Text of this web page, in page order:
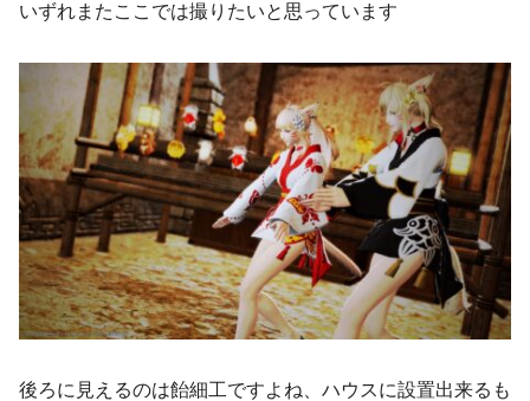
いずれまたここでは撮りたいと思っています
後ろに見えるのは飴細工ですよね、ハウスに設置出来るも